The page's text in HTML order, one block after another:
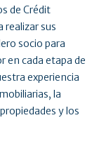
de Crédit
realizar sus
socio para
en cada etapa de
experiencia
la
y los